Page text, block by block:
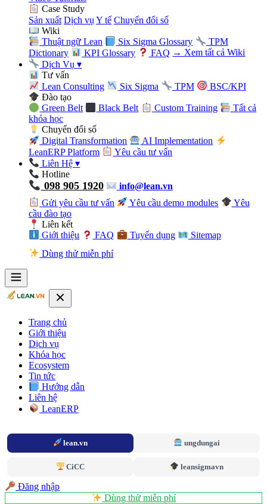
Case Study
Sản xuất Dịch vụ Y tế Chuyển đổi số
Wiki
Thuật ngữ Lean
Six Sigma Glossary
TPM
Dictionary
KPI Glossary FAQ → Xem tất cả Wiki
Dịch Vụ▾
Tư vấn
Lean Consulting
Six Sigma TPM
BSC/KPI
Đào tạo
Green Belt
Black Belt Custom Training
Tất cả
khóa học
Chuyển đổi số
Digital Transformation
AI Implementation
LeanERP Platform
Yêu cầu tư vấn
Liên Hệ▾
Hotline
098 905 1920
info@lean.vn
Gửi yêu cầu tư vấn
Yêu cầu demo modules
Yêu
cầu đào tạo
Liên kết
Giới thiệu
FAQ Tuyển dụng
Sitemap
Dùng thử miễn phí
Trang chủ
Giới thiệu
Dịch vụ
Khóa học
Ecosystem
Tin tức
Hướng dẫn
Liên hệ
LeanERP
lean.vn ungdungai
CiCC leansigmavn
Đăng nhập
Dùng thử miễn phí